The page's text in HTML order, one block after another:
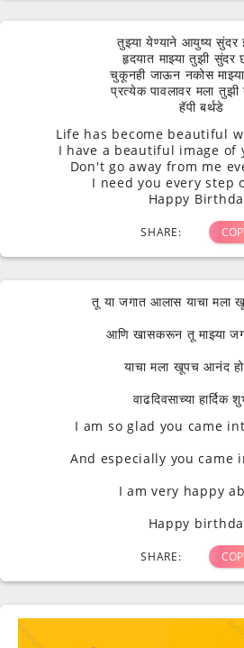
तुझ्या येण्याने आयुष्य
हृदयात माझ्या तुझी सुंदर
चुकूनही जाऊन नकोस
प्रत्येक पावलावर मला
हॅपी बर्थडे
Life has become beautiful
I have a beautiful image of
Don't go away from me
I need you every step
Happy
SHARE:
तू या जगात आलास याचा मला
आणि खासकरून तू माझ्या
याचा मला खूपच आनंद
वाढदिवसाच्या हार्दिक
I am so glad you came
And especially you came
I am very happy
Happy
SHARE: